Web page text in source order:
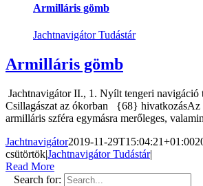
Armilláris gömb
Jachtnavigátor Tudástár
Armilláris gömb
Jachtnavigátor II., 1. Nyílt tengeri navigáció
Csillagászat az ókorban {68} hivatkozásAz
armilláris szféra egymásra merőleges,
Jachtnavigátor2019-11-29T15:04:21+01:00
csütörtök|Jachtnavigátor Tudástár|
Read More
Search for: